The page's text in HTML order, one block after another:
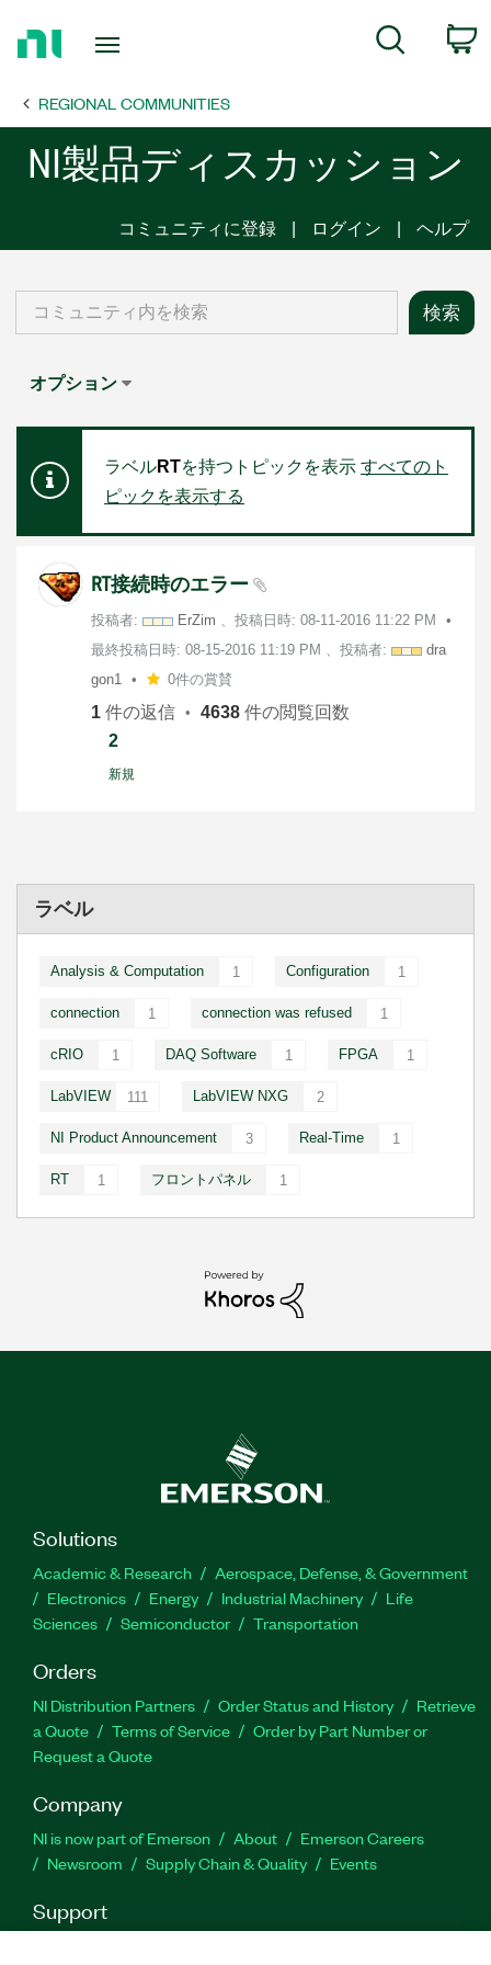
Page
Search
REGIONAL COMMUNITIES
NI製品ディスカッション
コミュニティに登録 ログイン ヘルプ
ラベル
Analysis & Computation 1 Configuration 1
connection 1 connection was refused 1
cRIO 1 DAQ Software 1 FPGA 1
LabVIEW 111 LabVIEW NXG 2
NI Product Announcement 3 Real-Time 1
RT 1 フロントパネル 1
オプション
ラベルRTを持つトピックを表示 すべてのト
ピックを表示する
RT接続時のエラー
投稿者: ErZim 、投稿日時: ‎08-11-2016 11:22 PM
最終投稿日時: ‎08-15-2016 11:19 PM 、投稿者:
dra
gon1
0件の賞賛
1 件の返信 4638 件の閲覧回数
2
新規
Solutions
Academic & Research
Aerospace, Defense, & Government
Electronics
Energy Industrial Machinery
Life
Sciences
Semiconductor Transportation
Orders
NI Distribution Partners Order Status and History
Retrieve
a Quote
Terms of Service
Order by Part Number or
Request a Quote
Company
NI is now part of Emerson About
Emerson Careers
Newsroom
Supply Chain & Quality Events
Support